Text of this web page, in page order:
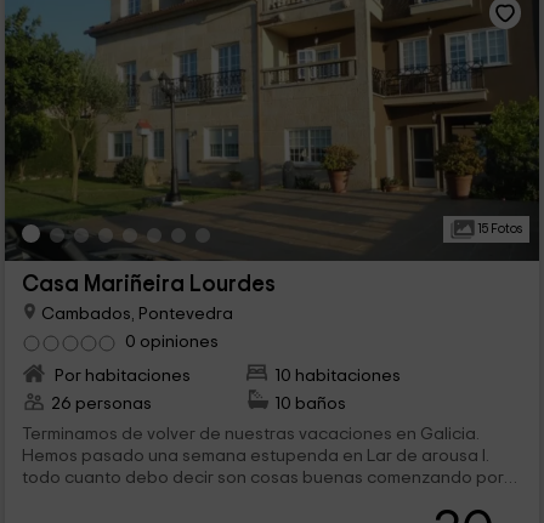
15 Fotos
Casa Mariñeira Lourdes
Cambados, Pontevedra
0 opiniones
Por habitaciones
10 habitaciones
26 personas
10 baños
Terminamos de volver de nuestras vacaciones en Galicia.
Hemos pasado una semana estupenda en Lar de arousa I.
todo cuanto debo decir son cosas buenas comenzando por